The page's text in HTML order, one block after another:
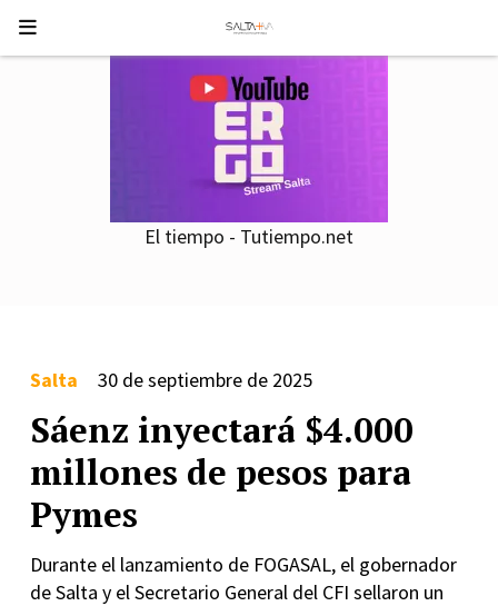
El tiempo - Tutiempo.net
Sáenz inyectará $4.000
millones de pesos para
Pymes
Durante el lanzamiento de FOGASAL, el gobernador
de Salta y el Secretario General del CFI sellaron un
Salta 30 de septiembre de 2025